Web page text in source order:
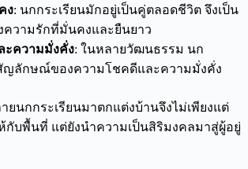
ง: นกกระเรียนมักอยู่เป็นคู่ตลอดชีวิต จึงเป็น
วามรักที่มั่นคงและยืนยาว
ะความมั่งคั่ง: ในหลายวัฒนธรรม นก
สัญลักษณ์ของความโชคดีและความมั่งคั่ง
ยนกกระเรียนมาตกแต่งบ้านจึงไม่เพียงแต่
กับพื้นที่ แต่ยังนำความเป็นสิริมงคลมาสู่ผู้อยู่